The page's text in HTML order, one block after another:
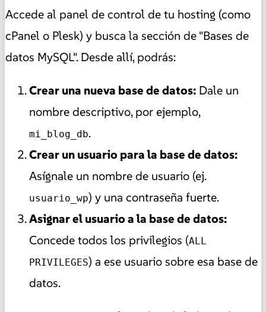
Accede al panel de control de tu hosting (como
cPanel o Plesk) y busca la sección de "Bases de
datos MySQL". Desde allí, podrás:
Crear una nueva base de datos: Dale un
nombre descriptivo, por ejemplo,
mi_blog_db.
Crear un usuario para la base de datos:
Asígnale un nombre de usuario (ej.
usuario_wp) y una contraseña fuerte.
Asignar el usuario a la base de datos:
Concede todos los privilegios (ALL
PRIVILEGES) a ese usuario sobre esa base de
datos.